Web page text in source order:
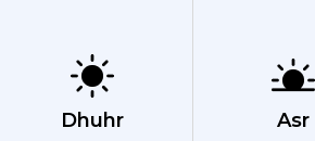
Dhuhr Asr